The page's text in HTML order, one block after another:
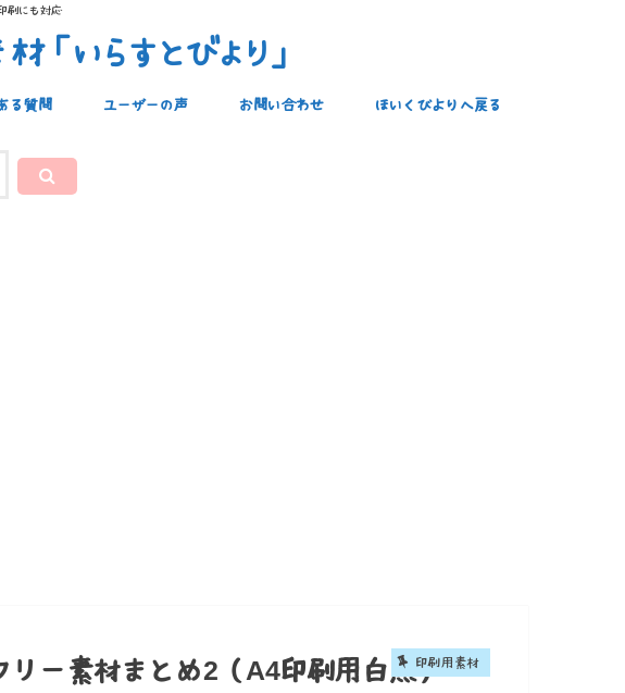
刷にも対応
いらすとびより」
る質問 ユーザーの声 お問い合わせ ほいくびよりへ戻る
印刷用素材
リー素材まとめ2（A4印刷用白黒）